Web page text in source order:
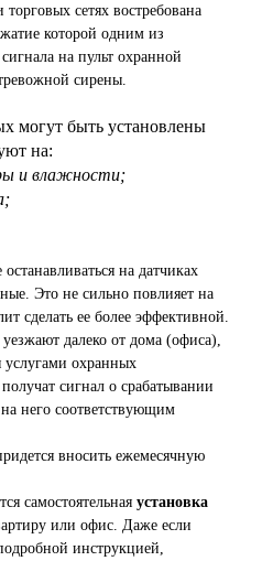
сетях востребована
которой одним из
на пульт охранной
сирены.
могут быть установлены
на:
и влажности;
на датчиках
Это не сильно повлияет на
сделать ее более эффективной.
далеко от дома (офиса),
услугами охранных
сигнал о срабатывании
него соответствующим
вносить ежемесячную
самостоятельная установка
или офис. Даже если
инструкцией,